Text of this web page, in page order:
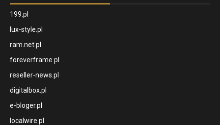
199.pl
lux-style.pl
ram.net.pl
foreverframe.pl
reseller-news.pl
digitalbox.pl
e-bloger.pl
localwire.pl